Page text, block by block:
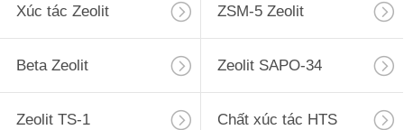
Xúc tác Zeolit
ZSM-5 Zeolit
Beta Zeolit Zeolit ​​SAPO-34
Zeolit ​​TS-1 Chất xúc tác HTS